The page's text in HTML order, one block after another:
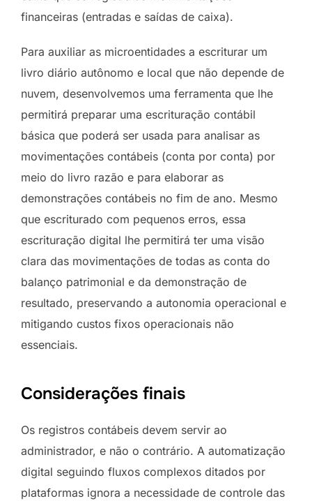
financeiras (entradas e saídas de caixa).
Para auxiliar as microentidades a escriturar um
livro diário autônomo e local que não depende de
nuvem, desenvolvemos uma ferramenta que lhe
permitirá preparar uma escrituração contábil
básica que poderá ser usada para analisar as
movimentações contábeis (conta por conta) por
meio do livro razão e para elaborar as
demonstrações contábeis no fim de ano. Mesmo
que escriturado com pequenos erros, essa
escrituração digital lhe permitirá ter uma visão
clara das movimentações de todas as conta do
balanço patrimonial e da demonstração de
resultado, preservando a autonomia operacional e
mitigando custos fixos operacionais não
essenciais.
Considerações finais
Os registros contábeis devem servir ao
administrador, e não o contrário. A automatização
digital seguindo fluxos complexos ditados por
plataformas ignora a necessidade de controle das